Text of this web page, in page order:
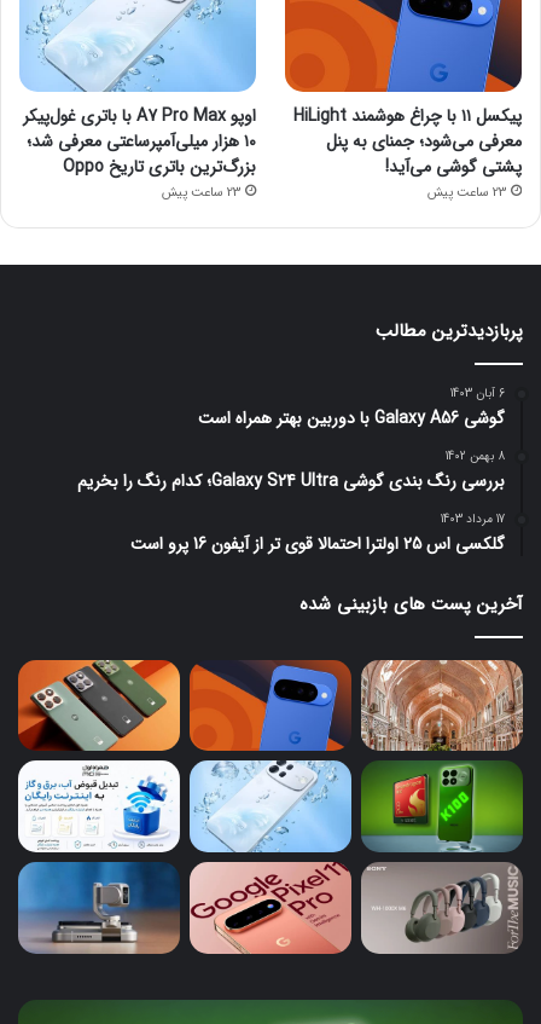
پیکسل ۱۱ با چراغ هوشمند HiLight
معرفی می‌شود؛ جمنای به پنل
پشتی گوشی می‌آید!
23 ساعت پیش
اوپو A7 Pro Max با باتری غول‌پیکر
۱۰ هزار میلی‌آمپرساعتی معرفی شد؛
بزرگ‌ترین باتری تاریخ Oppo
23 ساعت پیش
پربازدیدترین مطالب
6 آبان 1403
گوشی Galaxy A56 با دوربین بهتر همراه است
8 بهمن 1402
بررسی رنگ بندی گوشی Galaxy S24 Ultra؛ کدام رنگ را بخریم
17 مرداد 1403
گلکسی اس 25 اولترا احتمالا قوی تر از آیفون 16 پرو است
آخرین پست های بازبینی شده
ردمی